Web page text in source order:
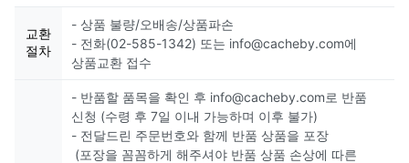
교환
절차
- 상품 불량/오배송/상품파손
- 전화(02-585-1342) 또는 info@cacheby.com에
상품교환 접수
- 반품할 품목을 확인 후 info@cacheby.com로 반품
신청 (수령 후 7일 이내 가능하며 이후 불가)
- 전달드린 주문번호와 함께 반품 상품을 포장
(포장을 꼼꼼하게 해주셔야 반품 상품 손상에 따른